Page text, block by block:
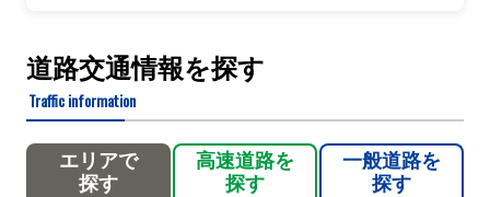
道路交通情報を探す
Traffic information
エリアで
探す
高速道路を
探す
一般道路を
探す